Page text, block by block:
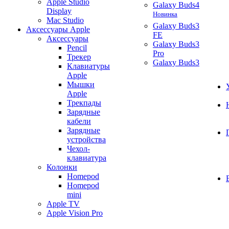
Apple Studio
Display
Mac Studio
Аксессуары Apple
Аксессуары
Pencil
Трекер
Клавиатуры
Apple
Мышки
Apple
Трекпады
Зарядные
кабели
Зарядные
устройства
Чехол-
клавиатура
Колонки
Homepod
Homepod
mini
Apple TV
Apple Vision Pro
Galaxy Buds4
Новинка
Galaxy Buds3
FE
Galaxy Buds3
Pro
Galaxy Buds3